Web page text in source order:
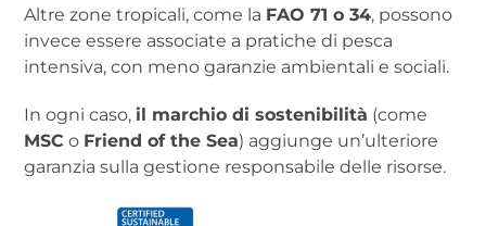
Altre zone tropicali, come la FAO 71 o 34, possono
invece essere associate a pratiche di pesca
intensiva, con meno garanzie ambientali e sociali.
In ogni caso, il marchio di sostenibilità (come
MSC o Friend of the Sea) aggiunge un’ulteriore
garanzia sulla gestione responsabile delle risorse.